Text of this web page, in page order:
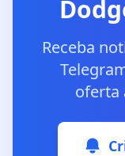
Receba
oferta